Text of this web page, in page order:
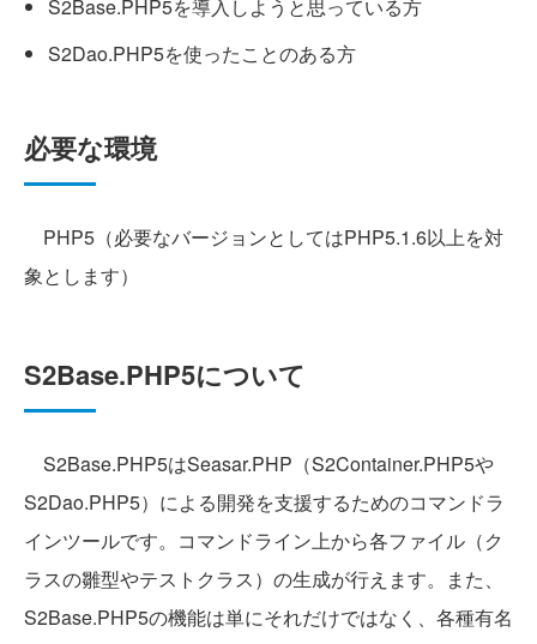
S2Base.PHP5を導入しようと思っている方
S2Dao.PHP5を使ったことのある方
必要な環境
PHP5（必要なバージョンとしてはPHP5.1.6以上を対
象とします）
S2Base.PHP5について
S2Base.PHP5はSeasar.PHP（S2Container.PHP5や
S2Dao.PHP5）による開発を支援するためのコマンドラ
インツールです。コマンドライン上から各ファイル（ク
ラスの雛型やテストクラス）の生成が行えます。また、
S2Base.PHP5の機能は単にそれだけではなく、各種有名